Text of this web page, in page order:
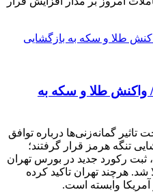
واکنش طلا و سکه به
تاثیر گمانه‌زنی‌ها درباره توافق
تنگه هرمز قرار گرفتند؛
رکورد جدید در بورس تهران
هرچند تهران تاکید کرده
آمریکا وابسته است.